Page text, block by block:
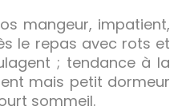
mangeur, impatient,
le repas avec rots et
; tendance à la
mais petit dormeur
sommeil.